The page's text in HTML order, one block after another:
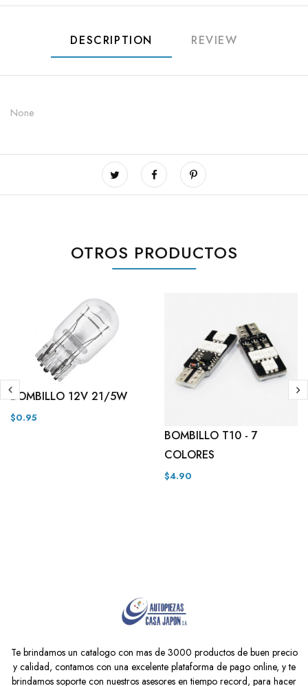
DESCRIPTION REVIEW
None
OTROS PRODUCTOS
BOMBILLO 12V 21/5W
$0.95
BOMBILLO T10 - 7
COLORES
$4.90
Te brindamos un catalogo con mas de 3000 productos de buen precio
y calidad, contamos con una excelente plataforma de pago online, y te
brindamos soporte con nuestros asesores en tiempo record, para hacer